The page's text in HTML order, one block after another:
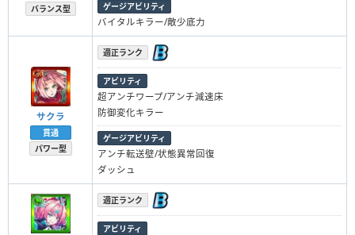
バランス型
ゲージアビリティ
バイタルキラー/敵少底力
サクラ
貫通
パワー型
適正ランク
アビリティ
超アンチワープ/アンチ減速床
防御変化キラー
ゲージアビリティ
アンチ転送壁/状態異常回復
ダッシュ
適正ランク
アビリティ